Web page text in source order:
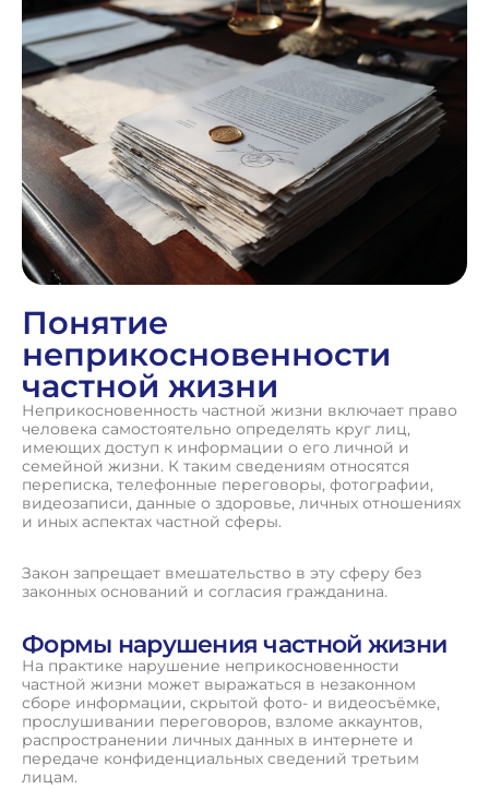
Понятие
неприкосновенности
частной жизни
Неприкосновенность частной жизни включает право
человека самостоятельно определять круг лиц,
имеющих доступ к информации о его личной и
семейной жизни. К таким сведениям относятся
переписка, телефонные переговоры, фотографии,
видеозаписи, данные о здоровье, личных отношениях
и иных аспектах частной сферы.
Закон запрещает вмешательство в эту сферу без
законных оснований и согласия гражданина.
Формы нарушения частной жизни
На практике нарушение неприкосновенности
частной жизни может выражаться в незаконном
сборе информации, скрытой фото- и видеосъёмке,
прослушивании переговоров, взломе аккаунтов,
распространении личных данных в интернете и
передаче конфиденциальных сведений третьим
лицам.